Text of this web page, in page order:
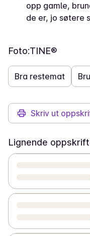
opp gamle,
de er, jo søtere
Foto:TINE®
Bra restemat
Skriv ut
Lignende